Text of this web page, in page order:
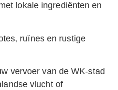
lokale ingrediënten en
ruïnes en rustige
vervoer van de WK-stad
vlucht of